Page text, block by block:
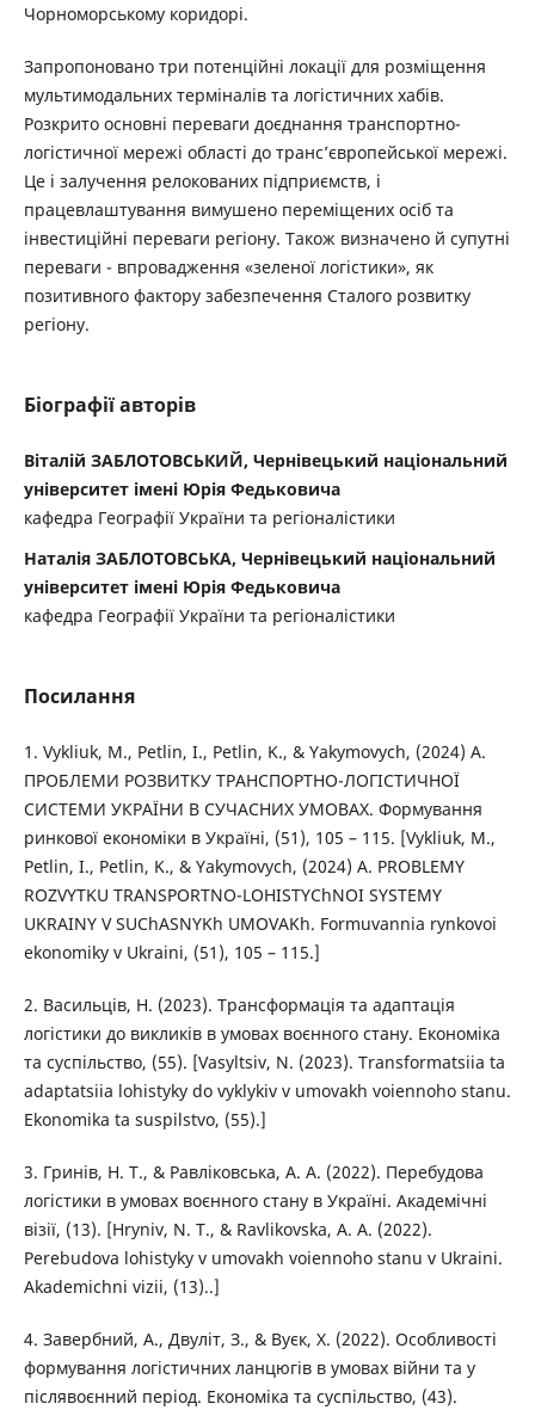
Чорноморському коридорі.
Запропоновано три потенційні локації для розміщення
мультимодальних терміналів та логістичних хабів.
Розкрито основні переваги доєднання транспортно-
логістичної мережі області до транс’європейської мережі.
Це і залучення релокованих підприємств, і
працевлаштування вимушено переміщених осіб та
інвестиційні переваги регіону. Також визначено й супутні
переваги - впровадження «зеленої логістики», як
позитивного фактору забезпечення Сталого розвитку
регіону.
Біографії авторів
Віталій ЗАБЛОТОВСЬКИЙ, Чернівецький національний
університет імені Юрія Федьковича
кафедра Географії України та регіоналістики
Наталія ЗАБЛОТОВСЬКА, Чернівецький національний
університет імені Юрія Федьковича
кафедра Географії України та регіоналістики
Посилання
1. Vykliuk, M., Petlin, I., Petlin, K., & Yakymovych, (2024) A.
ПРОБЛЕМИ РОЗВИТКУ ТРАНСПОРТНО-ЛОГІСТИЧНОЇ
СИСТЕМИ УКРАЇНИ В СУЧАСНИХ УМОВАХ. Формування
ринкової економіки в Україні, (51), 105 – 115. [Vykliuk, M.,
Petlin, I., Petlin, K., & Yakymovych, (2024) A. PROBLEMY
ROZVYTKU TRANSPORTNO-LOHISTYChNOI SYSTEMY
UKRAINY V SUChASNYKh UMOVAKh. Formuvannia rynkovoi
ekonomiky v Ukraini, (51), 105 – 115.]
2. Васильців, Н. (2023). Трансформація та адаптація
логістики до викликів в умовах воєнного стану. Економіка
та суспільство, (55). [Vasyltsiv, N. (2023). Transformatsiia ta
adaptatsiia lohistyky do vyklykiv v umovakh voiennoho stanu.
Ekonomika ta suspilstvo, (55).]
3. Гринів, Н. Т., & Равліковська, А. А. (2022). Перебудова
логістики в умовах воєнного стану в Україні. Академічні
візії, (13). [Hryniv, N. T., & Ravlikovska, A. A. (2022).
Perebudova lohistyky v umovakh voiennoho stanu v Ukraini.
Akademichni vizii, (13)..]
4. Завербний, А., Двуліт, З., & Вуєк, Х. (2022). Особливості
формування логістичних ланцюгів в умовах війни та у
післявоєнний період. Економіка та суспільство, (43).